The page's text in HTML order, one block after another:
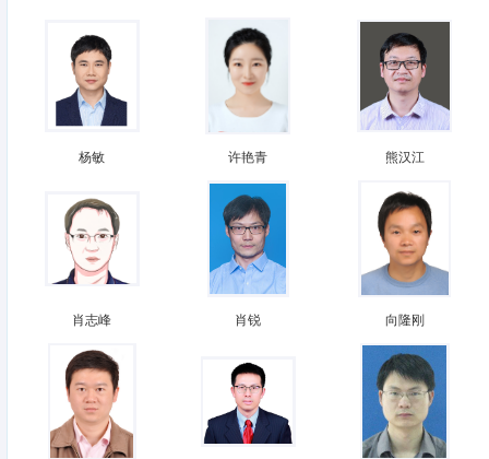
杨敏 许艳青 熊汉江
肖志峰 肖锐 向隆刚